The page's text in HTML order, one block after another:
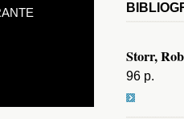
Storr,
96 p.